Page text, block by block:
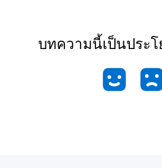
บทความนี้เป็นประ